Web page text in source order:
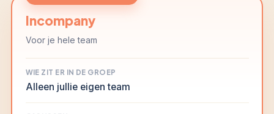
Incompany
Voor je hele team
WIE ZIT ER IN DE GROEP
Alleen jullie eigen team